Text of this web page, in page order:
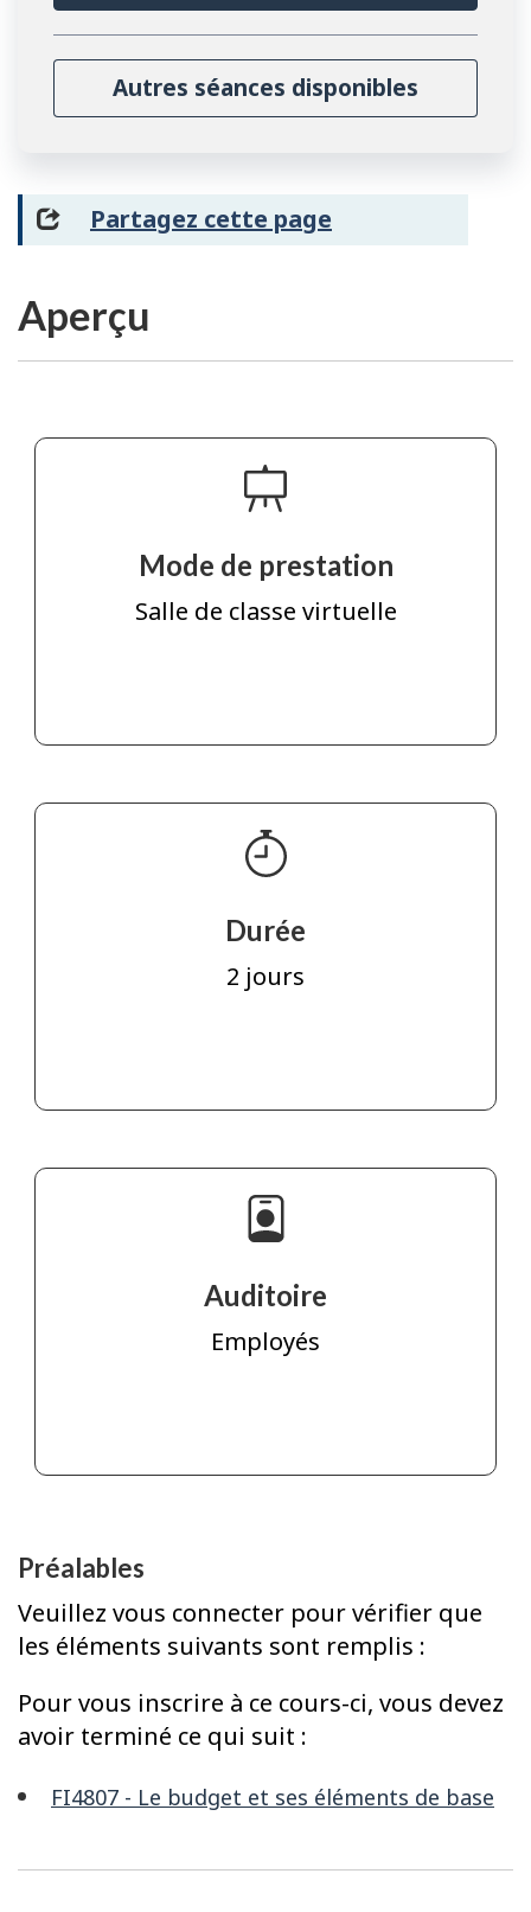
Autres séances disponibles
Partagez cette page
Aperçu
Mode de prestation
Salle de classe virtuelle
Durée
2 jours
Auditoire
Employés
Préalables
Veuillez vous connecter pour vérifier que
les éléments suivants sont remplis :
Pour vous inscrire à ce cours-ci, vous devez
avoir terminé ce qui suit :
FI4807 - Le budget et ses éléments de base